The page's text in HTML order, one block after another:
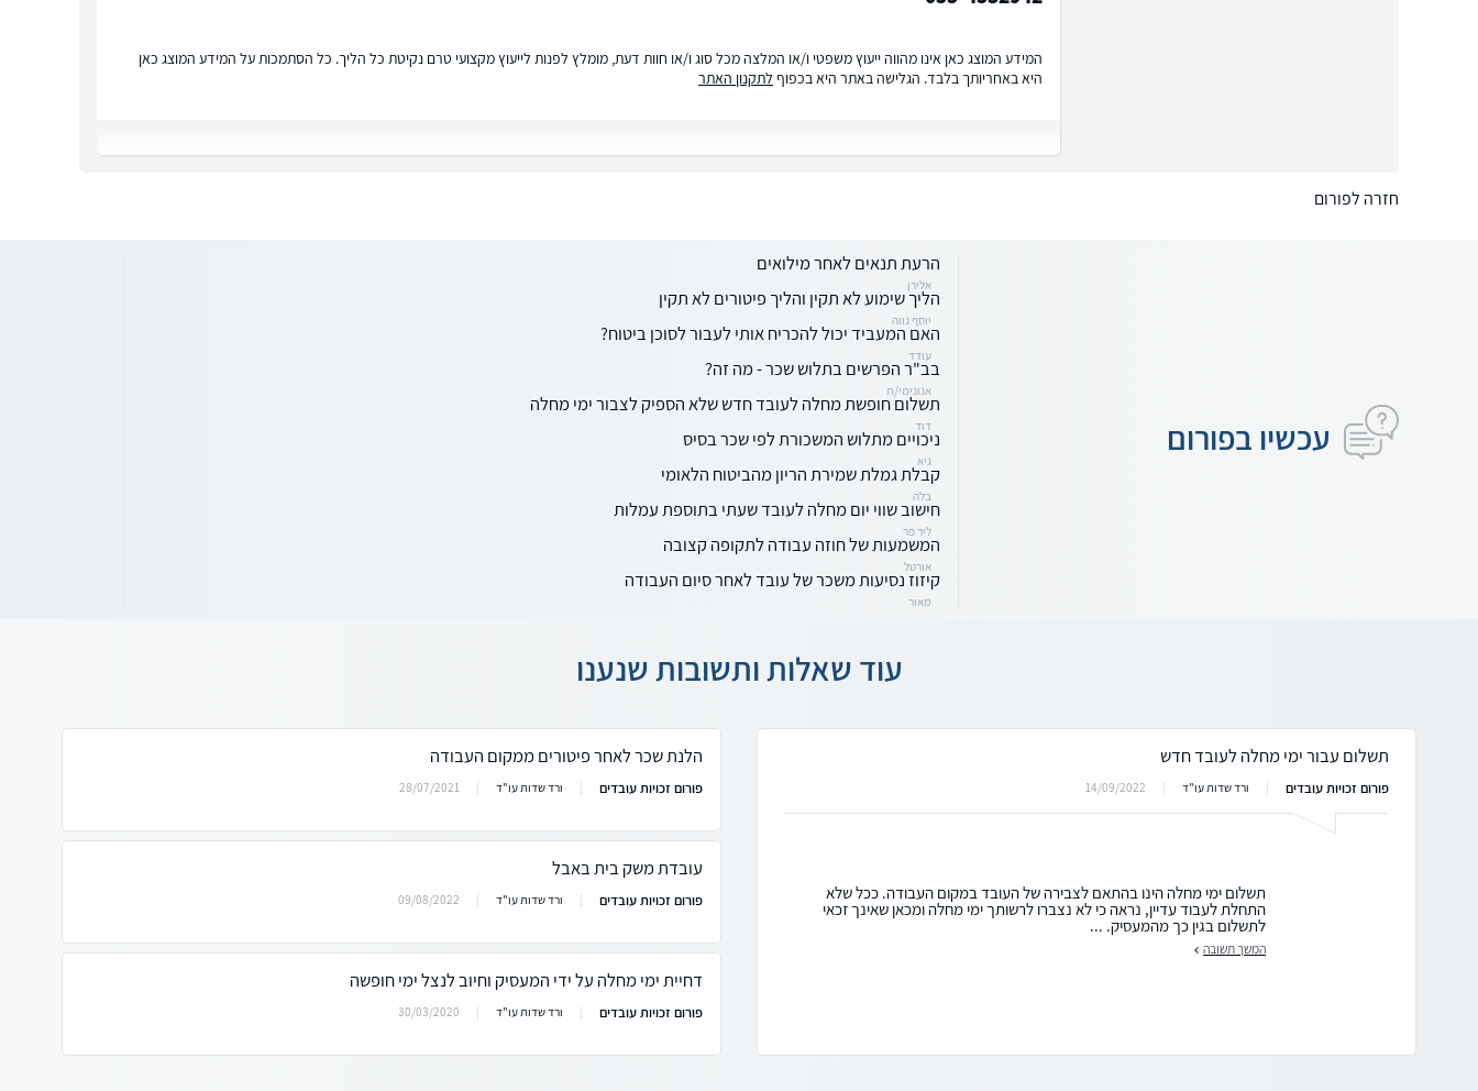
המידע המוצג כאן אינו מהווה ייעוץ משפטי ו/או המלצה מכל סוג ו/או חוות דעת, מומלץ לפנות לייעוץ מקצועי טרם נקיטת כל הליך. כל הסתמכות על המידע המוצג כאן
היא באחריותך בלבד. הגלישה באתר היא בכפוף לתקנון האתר
חזרה לפורום
עכשיו בפורום
הרעת תנאים לאחר מילואים
אלירן
הליך שימוע לא תקין והליך פיטורים לא תקין
יוסף נווה
האם המעביד יכול להכריח אותי לעבור לסוכן ביטוח?
עודד
בב"ר הפרשים בתלוש שכר - מה זה?
אנונימי/ת
תשלום חופשת מחלה לעובד חדש שלא הספיק לצבור ימי מחלה
דוד
ניכויים מתלוש המשכורת לפי שכר בסיס
גיא
קבלת גמלת שמירת הריון מהביטוח הלאומי
בלה
חישוב שווי יום מחלה לעובד שעתי בתוספת עמלות
ליר פר
המשמעות של חוזה עבודה לתקופה קצובה
אורטל
קיזוז נסיעות משכר של עובד לאחר סיום העבודה
מאור
עוד שאלות ותשובות שנענו
תשלום עבור ימי מחלה לעובד חדש
פורום זכויות עובדים ורד שדות עו"ד 14/09/2022
תשלום ימי מחלה הינו בהתאם לצבירה של העובד במקום העבודה. ככל שלא
התחלת לעבוד עדיין, נראה כי לא נצברו לרשותך ימי מחלה ומכאן שאינך זכאי
לתשלום בגין כך מהמעסיק. ...
המשך תשובה
הלנת שכר לאחר פיטורים ממקום העבודה
פורום זכויות עובדים ורד שדות עו"ד 28/07/2021
עובדת משק בית באבל
פורום זכויות עובדים ורד שדות עו"ד 09/08/2022
דחיית ימי מחלה על ידי המעסיק וחיוב לנצל ימי חופשה
פורום זכויות עובדים ורד שדות עו"ד 30/03/2020